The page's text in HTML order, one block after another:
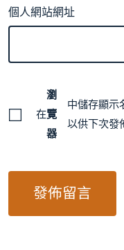
個人網站網址
在
瀏
覽
器
中儲存顯示
以供下次發